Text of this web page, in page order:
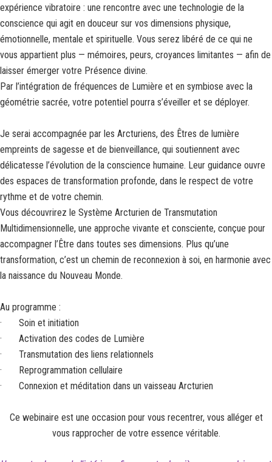
expérience vibratoire : une rencontre avec une technologie de la
conscience qui agit en douceur sur vos dimensions physique,
émotionnelle, mentale et spirituelle. Vous serez libéré de ce qui ne
vous appartient plus — mémoires, peurs, croyances limitantes — afin de
laisser émerger votre Présence divine.
Par l’intégration de fréquences de Lumière et en symbiose avec la
géométrie sacrée, votre potentiel pourra s’éveiller et se déployer.
Je serai accompagnée par les Arcturiens, des Êtres de lumière
empreints de sagesse et de bienveillance, qui soutiennent avec
délicatesse l’évolution de la conscience humaine. Leur guidance ouvre
des espaces de transformation profonde, dans le respect de votre
rythme et de votre chemin.
Vous découvrirez le Système Arcturien de Transmutation
Multidimensionnelle, une approche vivante et consciente, conçue pour
accompagner l’Être dans toutes ses dimensions. Plus qu’une
transformation, c’est un chemin de reconnexion à soi, en harmonie avec
la naissance du Nouveau Monde.
Au programme :
· Soin et initiation
· Activation des codes de Lumière
· Transmutation des liens relationnels
· Reprogrammation cellulaire
· Connexion et méditation dans un vaisseau Arcturien
Ce webinaire est une occasion pour vous recentrer, vous alléger et
vous rapprocher de votre essence véritable.